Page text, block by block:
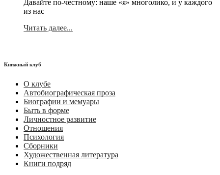
Давайте по-честному: наше «я» многолико, и у каждого
из нас
Читать далее...
Книжный клуб
О клубе
Автобиографическая проза
Биографии и мемуары
Быть в форме
Личностное развитие
Отношения
Психология
Сборники
Художественная литература
Книги подряд